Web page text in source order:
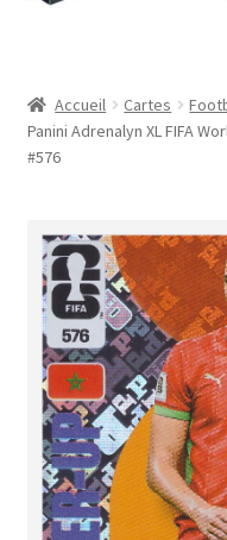
Mon compte
Page d’exemple
Validation de la
Accueil Cartes
Panini Adrenalyn XL FIFA
#576